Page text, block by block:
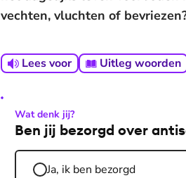
vechten, vluchten of
Lees voor Uitleg woorden
Wat denk jij?
Ben jij bezorgd over
Ja, ik ben bezorgd